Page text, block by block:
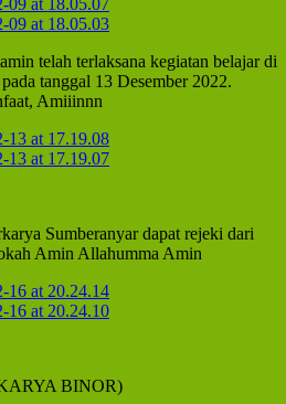
telah terlaksana kegiatan belajar di
tanggal 13 Desember 2022.
Amiiinnn
Sumberanyar dapat rejeki dari
Amin Allahumma Amin
BINOR)